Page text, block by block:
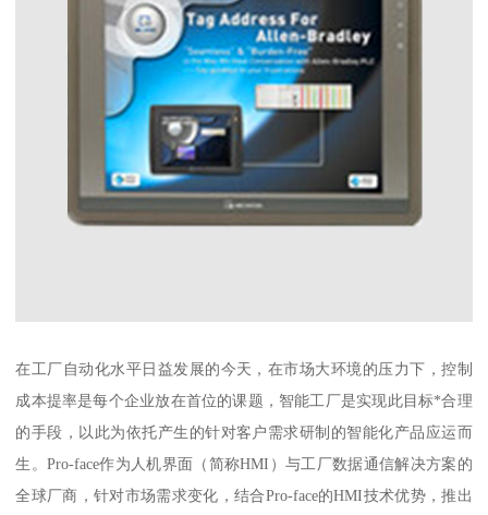
在工厂自动化水平日益发展的今天，在市场大环境的压力下，控制
成本提率是每个企业放在首位的课题，智能工厂是实现此目标*合理
的手段，以此为依托产生的针对客户需求研制的智能化产品应运而
生。Pro-face作为人机界面（简称HMI）与工厂数据通信解决方案的
全球厂商，针对市场需求变化，结合Pro-face的HMI技术优势，推出